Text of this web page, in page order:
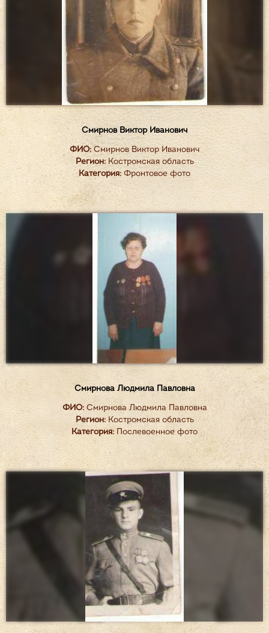
Смирнов Виктор Иванович
ФИО:Смирнов Виктор Иванович
Регион:Костромская область
Категория:Фронтовое фото
Смирнова Людмила Павловна
ФИО:Смирнова Людмила Павловна
Регион:Костромская область
Категория: Послевоенное фото